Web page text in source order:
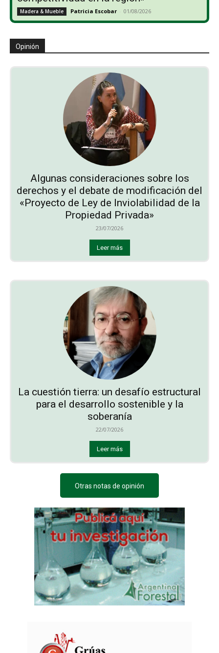
Madera & Mueble Patricia Escobar - 01/08/2026
Opinión
Algunas consideraciones sobre los
derechos y el debate de modificación del
«Proyecto de Ley de Inviolabilidad de la
Propiedad Privada»
23/07/2026
Leer más
La cuestión tierra: un desafío estructural
para el desarrollo sostenible y la
soberanía
22/07/2026
Leer más
Otras notas de opinión